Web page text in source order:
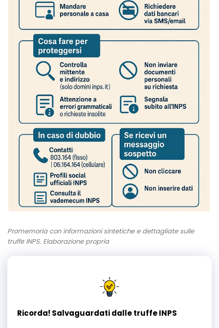
Promemoria con informazioni sintetiche e dettagliate sulle
truffe INPS. Elaborazione propria
Ricorda! Salvaguardati dalle truffe INPS